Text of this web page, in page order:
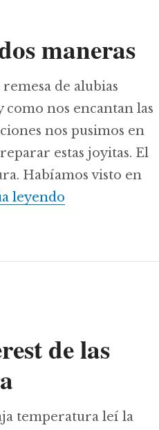
maneras
de alubias
nos encantan las
nos pusimos en
estas joyitas. El
Habíamos visto en
leyendo Alubias de La
de las
temperatura leí la